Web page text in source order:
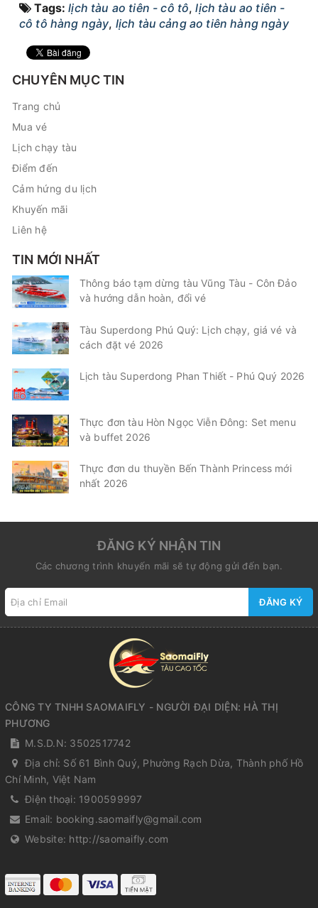
Tags:lịch tàu ao tiên - cô tô,lịch tàu ao tiên -
cô tô hàng ngày, lịch tàu cảng ao tiên hàng ngày
CHUYÊN MỤC TIN
Trang chủ
Mua vé
Lịch chạy tàu
Điểm đến
Cảm hứng du lịch
Khuyến mãi
Liên hệ
TIN MỚI NHẤT
Thông báo tạm dừng tàu Vũng Tàu - Côn Đảo
và hướng dẫn hoàn, đổi vé
Tàu Superdong Phú Quý: Lịch chạy, giá vé và
cách đặt vé 2026
Lịch tàu Superdong Phan Thiết - Phú Quý 2026
Thực đơn tàu Hòn Ngọc Viễn Đông: Set menu
và buffet 2026
Thực đơn du thuyền Bến Thành Princess mới
nhất 2026
ĐĂNG KÝ NHẬN TIN
Các chương trình khuyến mãi sẽ tự động gửi đến bạn.
ĐĂNG KÝ
CÔNG TY TNHH SAOMAIFLY - NGƯỜI ĐẠI DIỆN: HÀ THỊ
PHƯƠNG
M.S.D.N: 3502517742
Địa chỉ: Số 61 Bình Quý, Phường Rạch Dừa, Thành phố Hồ
Chí Minh, Việt Nam
Điện thoại: 1900599997
Email: booking.saomaifly@gmail.com
Website: http://saomaifly.com